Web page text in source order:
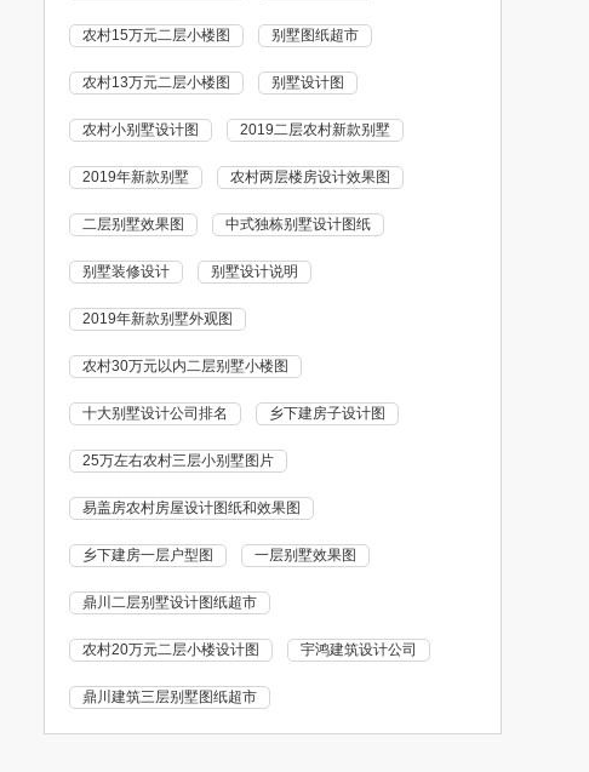
农村15万元二层小楼图 别墅图纸超市
农村13万元二层小楼图 别墅设计图
农村小别墅设计图 2019二层农村新款别墅
2019年新款别墅 农村两层楼房设计效果图
二层别墅效果图 中式独栋别墅设计图纸
别墅装修设计 别墅设计说明
2019年新款别墅外观图
农村30万元以内二层别墅小楼图
十大别墅设计公司排名 乡下建房子设计图
25万左右农村三层小别墅图片
易盖房农村房屋设计图纸和效果图
乡下建房一层户型图 一层别墅效果图
鼎川二层别墅设计图纸超市
农村20万元二层小楼设计图 宇鸿建筑设计公司
鼎川建筑三层别墅图纸超市